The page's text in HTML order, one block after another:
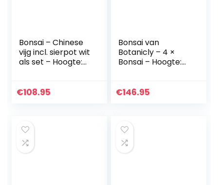
Bonsai – Chinese
vijg incl. sierpot wit
als set – Hoogte:
€108.95
Bonsai van
Botanicly – 4 ×
Bonsai – Hoogte:
€146.95